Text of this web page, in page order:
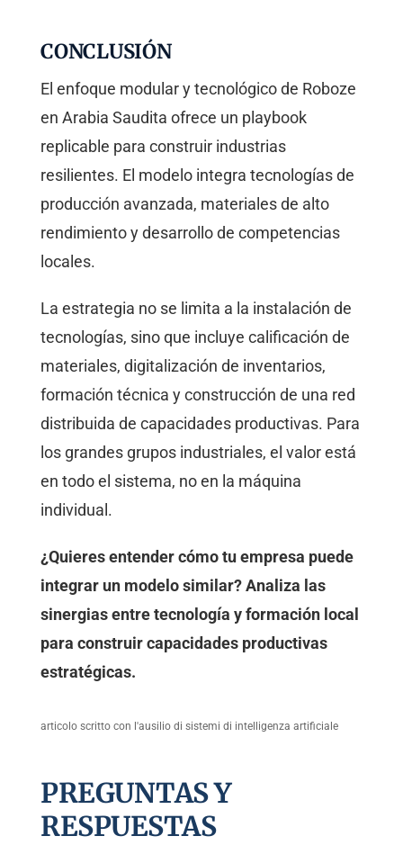
CONCLUSIÓN
El enfoque modular y tecnológico de Roboze
en Arabia Saudita ofrece un playbook
replicable para construir industrias
resilientes. El modelo integra tecnologías de
producción avanzada, materiales de alto
rendimiento y desarrollo de competencias
locales.
La estrategia no se limita a la instalación de
tecnologías, sino que incluye calificación de
materiales, digitalización de inventarios,
formación técnica y construcción de una red
distribuida de capacidades productivas. Para
los grandes grupos industriales, el valor está
en todo el sistema, no en la máquina
individual.
¿Quieres entender cómo tu empresa puede
integrar un modelo similar? Analiza las
sinergias entre tecnología y formación local
para construir capacidades productivas
estratégicas.
articolo scritto con l'ausilio di sistemi di intelligenza artificiale
PREGUNTAS Y
RESPUESTAS